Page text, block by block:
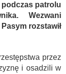
patrolu
Wezwani
rozstawił
przez
i osadzili w